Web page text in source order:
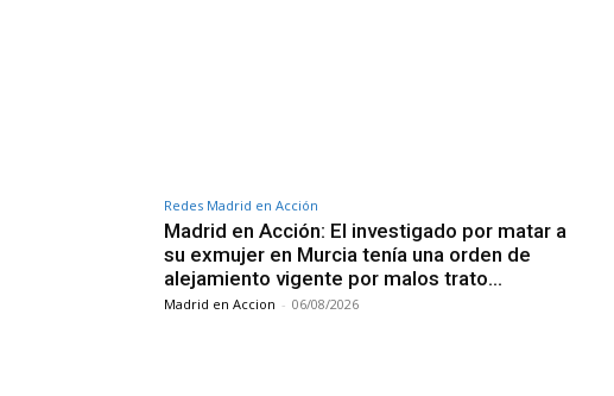
Redes Madrid en Acción
Madrid en Acción: El investigado por matar a
su exmujer en Murcia tenía una orden de
alejamiento vigente por malos trato…
Madrid en Accion - 06/08/2026